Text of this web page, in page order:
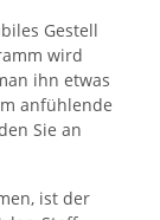
Gestell
wird
ihn etwas
anfühlende
Sie an
ist der